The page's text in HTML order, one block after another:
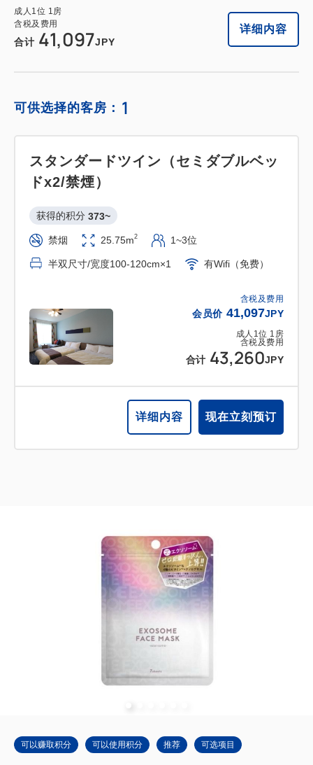
成人 1位 1房
含税及费用
合计 41,097JPY
详细内容
可供选择的客房： 1
含税及费用
会员价 41,097JPY
成人 1位 1 房
含税及费用
合计 43,260JPY
スタンダードツイン（セミダブルベッ
ドx2/禁煙）
获得的积分 373~
禁烟 25.75m2 1~3位
半双尺寸/宽度100-120cm×1 有Wifi（免费）
详细内容 现在立刻预订
可以赚取积分 可以使用积分 推荐 可选项目